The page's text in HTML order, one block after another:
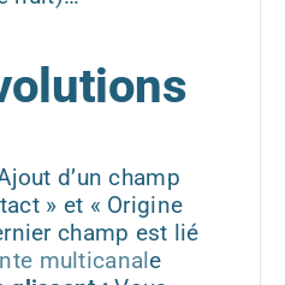
d’un champ
» et « Origine
champ est lié
multicanale